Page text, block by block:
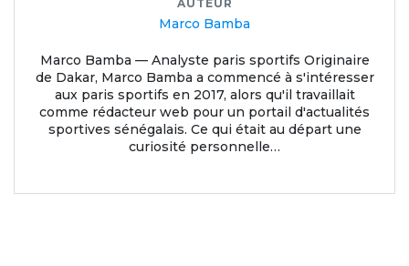
AUTEUR
Marco Bamba
Marco Bamba — Analyste paris sportifs Originaire
de Dakar, Marco Bamba a commencé à s'intéresser
aux paris sportifs en 2017, alors qu'il travaillait
comme rédacteur web pour un portail d'actualités
sportives sénégalais. Ce qui était au départ une
curiosité personnelle…